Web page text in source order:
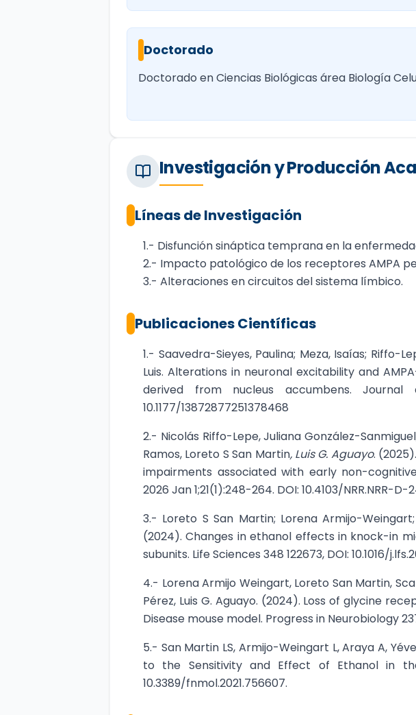
Doctorado
Doctorado en Ciencias Biológicas área Biología
Investigación y Producción
Líneas de Investigación
1.- Disfunción sináptica temprana en la
2.- Impacto patológico de los receptores AMPA
3.- Alteraciones en circuitos del sistema límbico.
Publicaciones Científicas
1.- Saavedra-Sieyes, Paulina; Meza, Isaías; Riffo-
Luis. Alterations in neuronal excitability and
derived from nucleus accumbens. Journal
10.1177/13872877251378468
2.- Nicolás Riffo-Lepe, Juliana González-
Ramos, Loreto S San Martin, Luis G. Aguayo.
impairments associated with early non-
2026 Jan 1;21(1):248-264. DOI: 10.4103/NRR.NRR-D-
3.- Loreto S San Martin; Lorena Armijo-
(2024). Changes in ethanol effects in knock-in
subunits. Life Sciences 348 122673, DOI: 10.1016/
4.- Lorena Armijo Weingart, Loreto San Martin,
Pérez, Luis G. Aguayo. (2024). Loss of glycine
Disease mouse model. Progress in Neurobiology 237
5.- San Martin LS, Armijo-Weingart L, Araya A,
to the Sensitivity and Effect of Ethanol in
10.3389/fnmol.2021.756607.